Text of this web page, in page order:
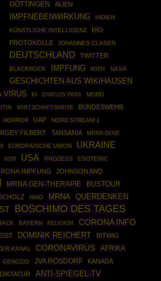
GÖTTINGEN
ALIEN
IMPFNEBENWIRKUNG
INDIEN
KÜNSTLICHE INTELLIGENZ
RKI-
PROTOKOLLE
JOHANNES CLASEN
DEUTSCHLAND TWITTER
BLACKROCK IMPFUNG WIEN NASA
GESCHICHTEN AUS WIKIHAUSEN
VIRUS KI DYATLOV PASS MORD
WIRTSCHAFTSKRISE BUNDESWEHR
HORROR UAP NORD STREAM 1
FILBERT TANSANIA
MRNA GENE
EUROPÄISCHE UNION UKRAINE
NDR USA PROZESS ESOTERIC
IMPFUNG
JOHNSON AND
MRNA GEN-THERAPIE
BUSTOUR
NWO MRNA QUERDENKEN
BOSCHIMO DES TAGES
BAYERN RELIGION
CORONA INFO
DOMINIK REICHERT
BITWIG
KANAL CORONAVIRUS AFRIKA
GENOZID JVA ROSDORF
KANADA
DIKTATUR ANTI-SPIEGEL-TV